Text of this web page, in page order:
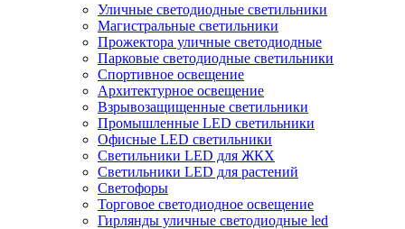
Уличные светодиодные светильники
Магистральные светильники
Прожектора уличные светодиодные
Парковые светодиодные светильники
Спортивное освещение
Архитектурное освещение
Взрывозащищенные светильники
Промышленные LED светильники
Офисные LED светильники
Cветильники LED для ЖКХ
Светильники LED для растений
Светофоры
Торговое светодиодное освещение
Гирлянды уличные светодиодные led